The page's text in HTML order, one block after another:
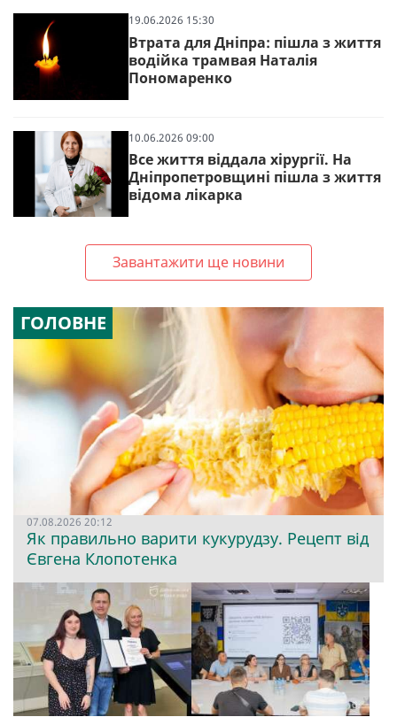
19.06.2026 15:30
Втрата для Дніпра: пішла з життя
водійка трамвая Наталія
Пономаренко
10.06.2026 09:00
Все життя віддала хірургії. На
Дніпропетровщині пішла з життя
відома лікарка
Завантажити ще новини
ГОЛОВНЕ
07.08.2026 20:12
Як правильно варити кукурудзу. Рецепт від
Євгена Клопотенка